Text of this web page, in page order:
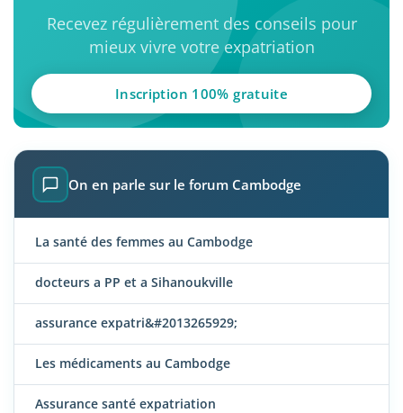
Recevez régulièrement des conseils pour
mieux vivre votre expatriation
Inscription 100% gratuite
On en parle sur le forum Cambodge
La santé des femmes au Cambodge
docteurs a PP et a Sihanoukville
assurance expatri&#2013265929;
Les médicaments au Cambodge
Assurance santé expatriation